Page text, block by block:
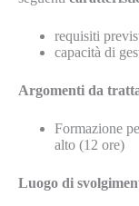
requisiti
capacità di
Argomenti da
Formazione
alto (12 ore)
Luogo di